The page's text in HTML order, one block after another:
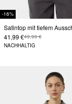
-16%
Satintop mit tiefem
41,99 €49,99 €
NACHHALTIG